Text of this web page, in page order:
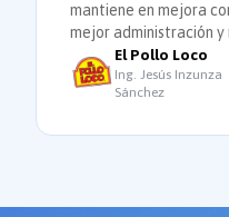
mantiene en mejora
mejor administración y
El Pollo Loco
Ing. Jesús Inzunza
Sánchez